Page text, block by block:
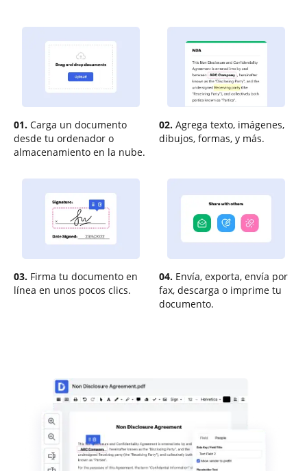
01. Carga un documento
desde tu ordenador o
almacenamiento en la nube.
02. Agrega texto, imágenes,
dibujos, formas, y más.
03. Firma tu documento en
línea en unos pocos clics.
04. Envía, exporta, envía por
fax, descarga o imprime tu
documento.